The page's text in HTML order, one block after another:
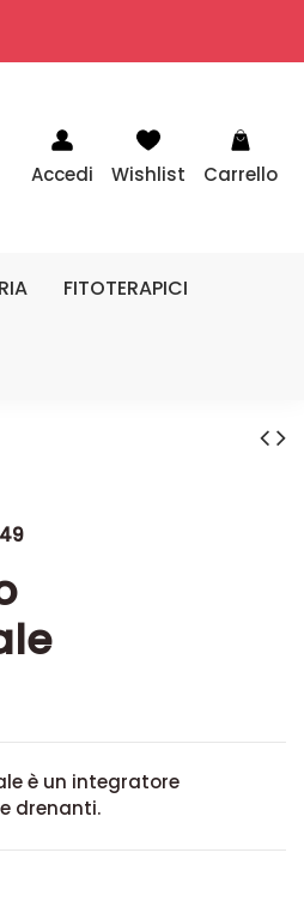
Accedi Wishlist Carrello
FITOTERAPICI
è un integratore
drenanti.